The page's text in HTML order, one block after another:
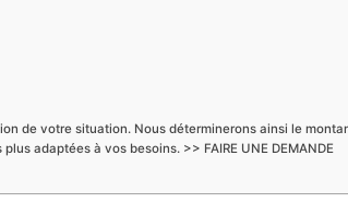
de votre situation. Nous déterminerons ainsi le
adaptées à vos besoins. >> FAIRE UNE DEMANDE